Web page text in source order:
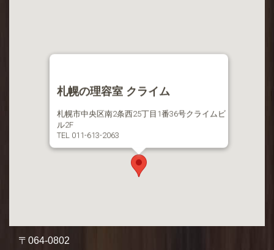
札幌の理容室 クライム
札幌市中央区南2条西25丁目1番36号クライムビ
ル2F
TEL 011-613-2063
〒064-0802